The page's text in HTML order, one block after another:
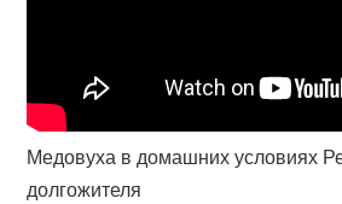
Медовуха в домашних условиях
долгожителя